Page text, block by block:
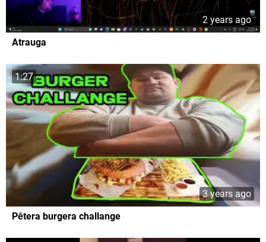
2 years ago
Atrauga
1:27
3 years ago
Pētera burgera challange